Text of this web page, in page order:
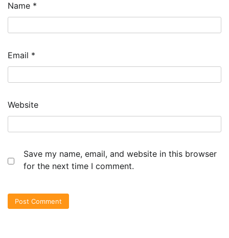
Name *
Email *
Website
Save my name, email, and website in this browser
for the next time I comment.